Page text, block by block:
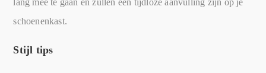
lang mee te gaan en zullen een tijdloze aanvulling zijn op je
schoenenkast.
Stijl tips